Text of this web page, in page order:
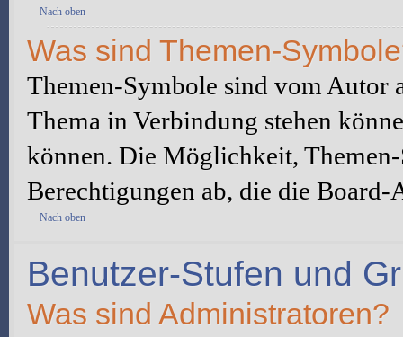
Nach oben
Was sind Themen-
Themen-Symbole sind vom Autor
Thema in Verbindung stehen
können. Die Möglichkeit,
Berechtigungen ab, die die
Nach oben
Benutzer-Stufen und
Was sind Administratoren?